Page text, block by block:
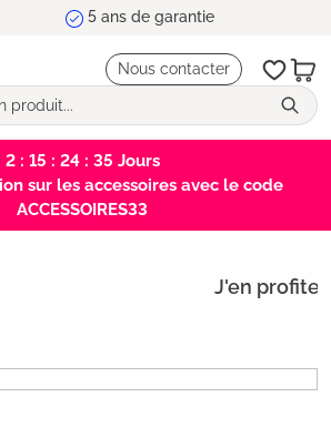
Nous contacter
2 : 15 : 24 : 35 Jours
sur les accessoires avec le code
ACCESSOIRES33
J'en profite